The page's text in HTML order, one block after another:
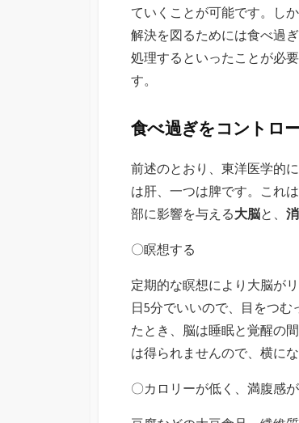
ていくことが可能です。し
解決を図るためには食べ過
処理するといったことが必
す。
食べ過ぎをコントロ
前述のとおり、東洋医学的
は肝、一つは脾です。これ
部に影響を与える大脳と、
〇瞑想する
定期的な瞑想により大脳が
日5分でいいので、目をつ
たとき、脳は睡眠と覚醒の
は得られませんので、横に
〇カロリーが低く、満腹感